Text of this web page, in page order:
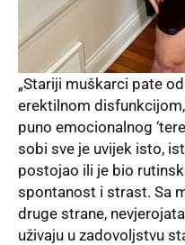
„Stariji muškarci pate
erektilnom
puno emocionalnog
sobi sve je uvijek isto,
postojao ili je bio
spontanost i strast. Sa
druge strane,
uživaju u zadovoljstvu